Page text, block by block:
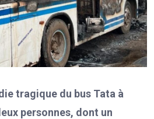
tragique du bus Tata à
personnes, dont un